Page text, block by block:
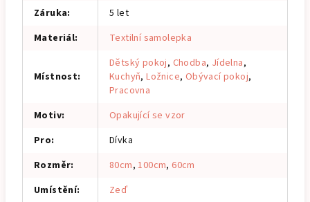
Záruka:
5 let
Materiál: Textilní samolepka
Místnost:
Dětský pokoj, Chodba, Jídelna,
Kuchyň,Ložnice, Obývací pokoj,
Pracovna
Motiv:
Opakující se vzor
Pro:
Dívka
Rozměr: 80cm,100cm,60cm
Umístění: Zeď